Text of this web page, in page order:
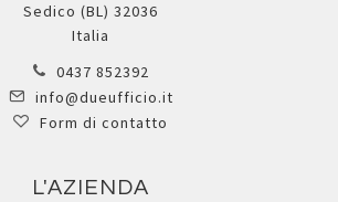
Sedico (BL) 32036
Italia
0437 852392
info@dueufficio.it
Form di contatto
L'AZIENDA